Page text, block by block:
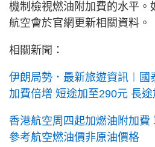
機制檢視燃油附加費的水平。
航空會於官網更新相關資料。
相關新聞：
伊朗局勢．最新旅遊資訊︱國
加費倍增 短途加至290元 長
香港航空周四起加燃油附加費
參考航空燃油價非原油價格